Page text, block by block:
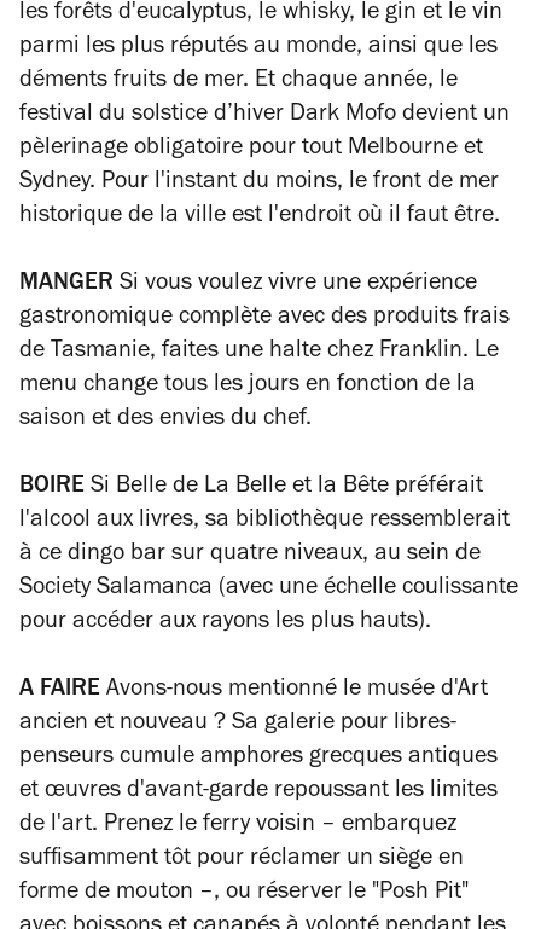
les forêts d'eucalyptus, le whisky, le gin et le vin
parmi les plus réputés au monde, ainsi que les
déments fruits de mer. Et chaque année, le
festival du solstice d’hiver Dark Mofo devient un
pèlerinage obligatoire pour tout Melbourne et
Sydney. Pour l'instant du moins, le front de mer
historique de la ville est l'endroit où il faut être.
MANGER Si vous voulez vivre une expérience
gastronomique complète avec des produits frais
de Tasmanie, faites une halte chez Franklin. Le
menu change tous les jours en fonction de la
saison et des envies du chef.
BOIRE Si Belle de La Belle et la Bête préférait
l'alcool aux livres, sa bibliothèque ressemblerait
à ce dingo bar sur quatre niveaux, au sein de
Society Salamanca (avec une échelle coulissante
pour accéder aux rayons les plus hauts).
A FAIRE Avons-nous mentionné le musée d'Art
ancien et nouveau ? Sa galerie pour libres-
penseurs cumule amphores grecques antiques
et œuvres d'avant-garde repoussant les limites
de l'art. Prenez le ferry voisin – embarquez
suffisamment tôt pour réclamer un siège en
forme de mouton –, ou réserver le "Posh Pit"